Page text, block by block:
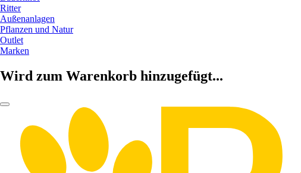
Ritter
Außenanlagen
Pflanzen und Natur
Outlet
Marken
Wird zum Warenkorb hinzugefügt...